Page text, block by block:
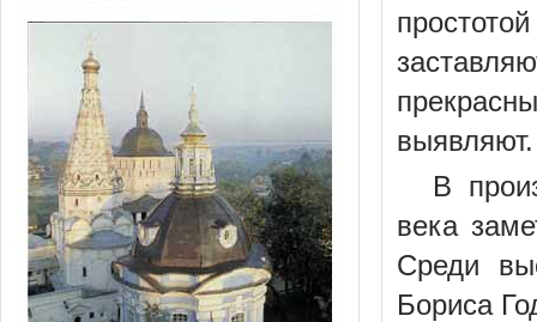
выявляют.
В
века
Среди
Бориса